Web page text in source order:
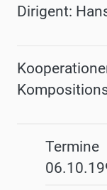
Dirigent:
Termine